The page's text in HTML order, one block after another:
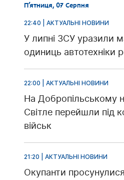
П’ятниця, 07 Серпня
22:40 | АКТУАЛЬНІ НОВИНИ
У липні ЗСУ уразили
одиниць автотехніки
22:00 | АКТУАЛЬНІ НОВИНИ
На Добропільському
Світле перейшли під
військ
21:20 | АКТУАЛЬНІ НОВИНИ
Окупанти